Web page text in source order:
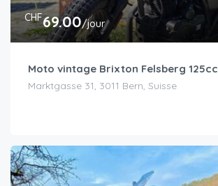
CHF69.00/jour
Moto vintage Brixton Felsberg 125cc
Marktgasse 31, 3011 Bern, Suisse